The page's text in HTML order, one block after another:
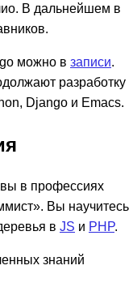
В дальнейшем в
можно в записи.
разработку
Django и Emacs.
в профессиях
Вы научитесь
в JS и PHP.
знаний